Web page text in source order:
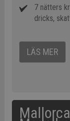
7 nätters
dricks,
LÄS MER